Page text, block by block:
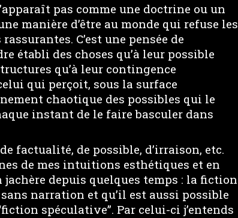
pas comme une doctrine ou un
manière d’être au monde qui refuse les
C’est une pensée de
établi des choses qu’à leur possible
qu’à leur contingence
qui perçoit, sous la surface
chaotique des possibles qui le
instant de le faire basculer dans
factualité, de possible, d’irraison, etc.
de mes intuitions esthétiques et en
depuis quelques temps : la fiction
narration et qu’il est aussi possible
spéculative”. Par celui-ci j’entends